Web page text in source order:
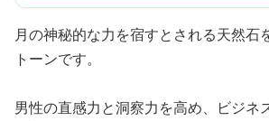
月の神秘的な力を宿すとされる天然石
トーンです。
男性の直感力と洞察力を高め、ビジネ